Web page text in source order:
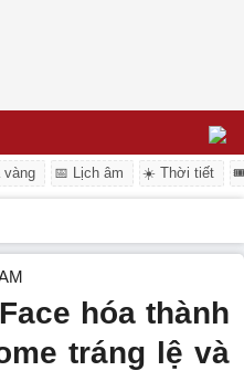
vàng 📅 Lịch âm ☀️ Thời tiết
hóa thành
tráng lệ và